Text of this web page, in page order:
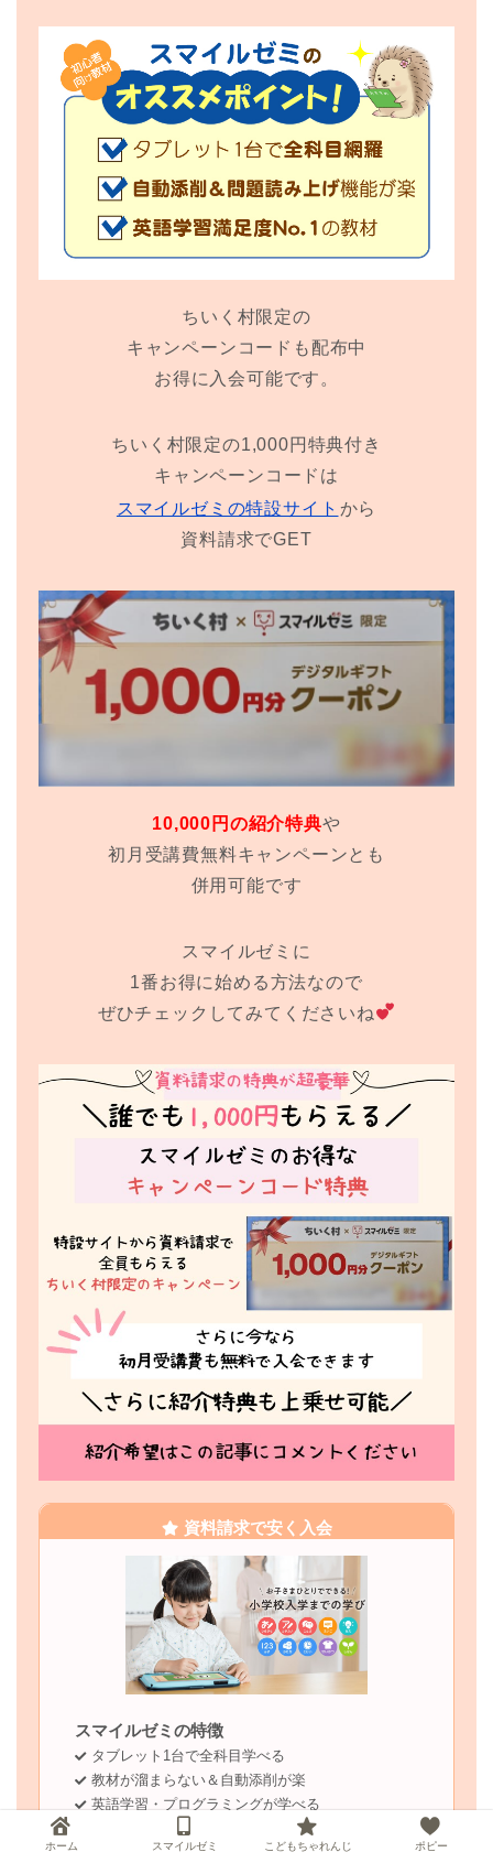
ちいく村限定の
キャンペーンコードも配布中
お得に入会可能です。
ちいく村限定の1,000円特典付き
キャンペーンコードは
スマイルゼミの特設サイト から
資料請求でGET
10,000円の紹介特典や
初月受講費無料キャンペーンとも
併用可能です
スマイルゼミに
1番お得に始める方法なので
ぜひチェックしてみてくださいね
資料請求で安く入会
スマイルゼミの特徴
タブレット1台で全科目学べる
教材が溜まらない＆自動添削が楽
英語学習・プログラミングが学べる
＼キャンペーンコードを貰おう／
ホーム スマイルゼミ こどもちゃれんじ ポピー